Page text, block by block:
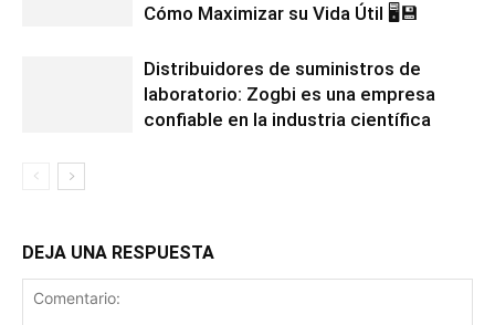
Cómo Maximizar su Vida Útil 🖥️💾
Distribuidores de suministros de
laboratorio: Zogbi es una empresa
confiable en la industria científica
DEJA UNA RESPUESTA